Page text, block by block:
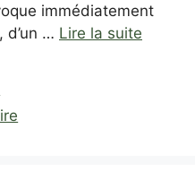
immédiatement
d’un … Lire la suite